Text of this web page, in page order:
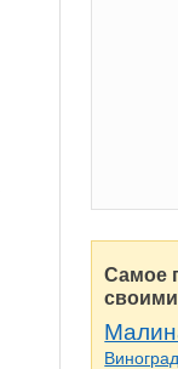
Самое
Виноград